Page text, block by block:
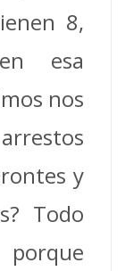
8,
esa
nos
y
Todo